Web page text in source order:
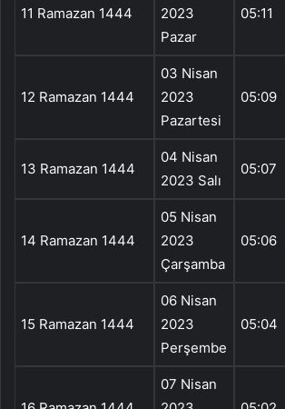
11 Ramazan 1444
2023
Pazar
05:11
12 Ramazan 1444
03 Nisan
2023
Pazartesi
05:09
13 Ramazan 1444
04 Nisan
2023 Salı
05:07
14 Ramazan 1444
05 Nisan
2023
Çarşamba
05:06
15 Ramazan 1444
06 Nisan
2023
Perşembe
05:04
07 Nisan